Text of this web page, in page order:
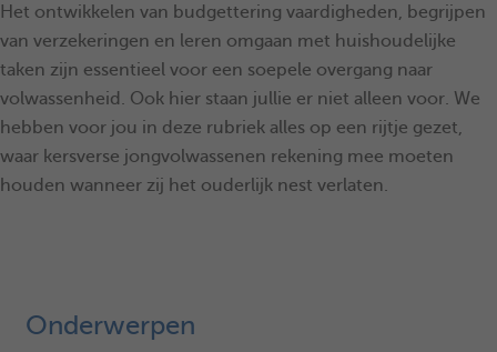
Het ontwikkelen van budgettering vaardigheden, begrijpen
van verzekeringen en leren omgaan met huishoudelijke
taken zijn essentieel voor een soepele overgang naar
volwassenheid​. Ook hier staan jullie er niet alleen voor. We
hebben voor jou in deze rubriek alles op een rijtje gezet,
waar kersverse jongvolwassenen rekening mee moeten
houden wanneer zij het ouderlijk nest verlaten.
Onderwerpen